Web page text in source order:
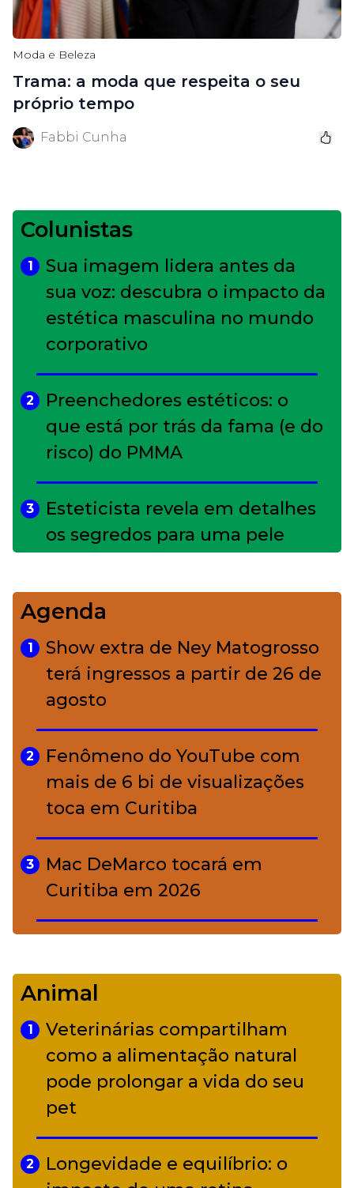
Moda e Beleza
Trama: a moda que respeita o seu
próprio tempo
Fabbi Cunha
Colunistas
1
Sua imagem lidera antes da
sua voz: descubra o impacto da
estética masculina no mundo
corporativo
2
Preenchedores estéticos: o
que está por trás da fama (e do
risco) do PMMA
3
Esteticista revela em detalhes
os segredos para uma pele
4
Bolsas de palha e ráfia: o
charme rústico que
conquistou o luxo
A ciência por trás da skincare: a
função de cada ativo
Agenda
1
Show extra de Ney Matogrosso
terá ingressos a partir de 26 de
agosto
2
Fenômeno do YouTube com
mais de 6 bi de visualizações
toca em Curitiba
3
Mac DeMarco tocará em
Curitiba em 2026
Camerata tem repertório
diverso a partir de R$ 17
Adriana Calcanhotto retoma
alter ego infantil para show em
Curitiba
Animal
1
Veterinárias compartilham
como a alimentação natural
pode prolongar a vida do seu
pet
2
Longevidade e equilíbrio: o